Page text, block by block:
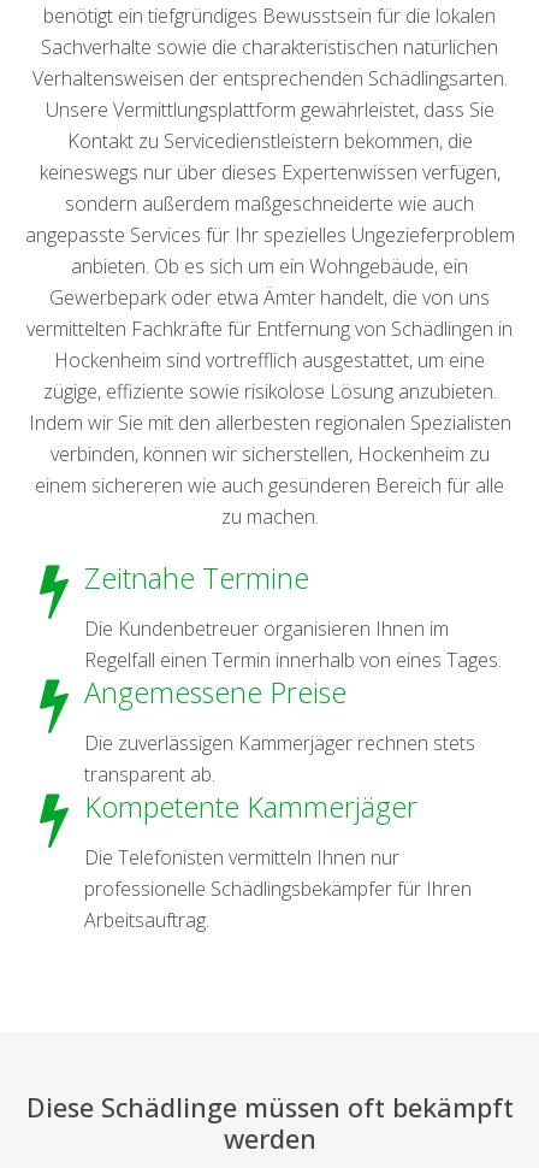
benötigt ein tiefgründiges Bewusstsein für die lokalen
Sachverhalte sowie die charakteristischen natürlichen
Verhaltensweisen der entsprechenden Schädlingsarten.
Unsere Vermittlungsplattform gewährleistet, dass Sie
Kontakt zu Servicedienstleistern bekommen, die
keineswegs nur über dieses Expertenwissen verfügen,
sondern außerdem maßgeschneiderte wie auch
angepasste Services für Ihr spezielles Ungezieferproblem
anbieten. Ob es sich um ein Wohngebäude, ein
Gewerbepark oder etwa Ämter handelt, die von uns
vermittelten Fachkräfte für Entfernung von Schädlingen in
Hockenheim sind vortrefflich ausgestattet, um eine
zügige, effiziente sowie risikolose Lösung anzubieten.
Indem wir Sie mit den allerbesten regionalen Spezialisten
verbinden, können wir sicherstellen, Hockenheim zu
einem sichereren wie auch gesünderen Bereich für alle
zu machen.
Zeitnahe Termine
Die Kundenbetreuer organisieren Ihnen im
Regelfall einen Termin innerhalb von eines Tages.
Angemessene Preise
Die zuverlässigen Kammerjäger rechnen stets
transparent ab.
Kompetente Kammerjäger
Die Telefonisten vermitteln Ihnen nur
professionelle Schädlingsbekämpfer für Ihren
Arbeitsauftrag.
Diese Schädlinge müssen oft bekämpft
werden